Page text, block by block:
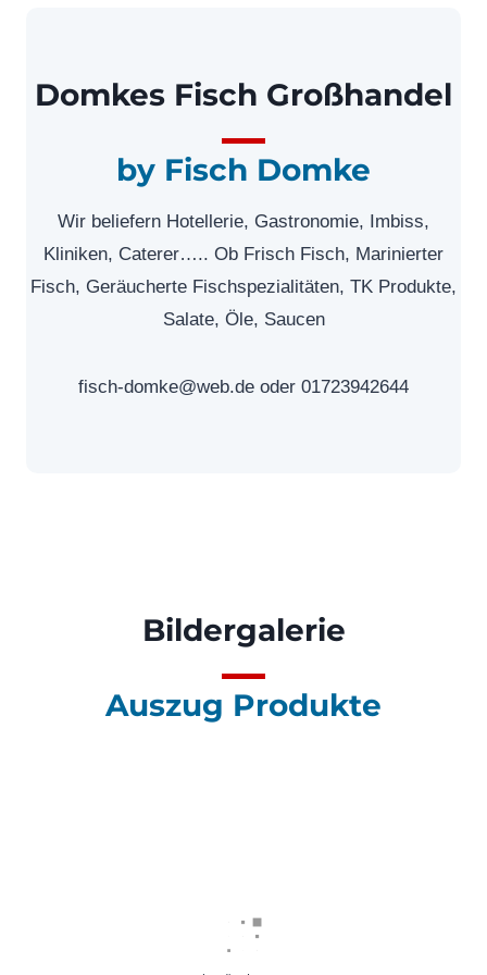
Domkes Fisch Großhandel
by Fisch Domke
Wir beliefern Hotellerie, Gastronomie, Imbiss,
Kliniken, Caterer….. Ob Frisch Fisch, Marinierter
Fisch, Geräucherte Fischspezialitäten, TK Produkte,
Salate, Öle, Saucen
fisch-domke@web.de oder 01723942644
Bildergalerie
Auszug Produkte